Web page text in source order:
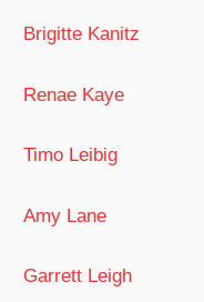
Brigitte Kanitz
Renae Kaye
Timo Leibig
Amy Lane
Garrett Leigh